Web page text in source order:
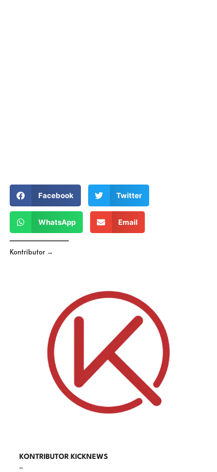
Facebook Twitter
WhatsApp Email
Kontributor →
KONTRIBUTOR KICKNEWS
–